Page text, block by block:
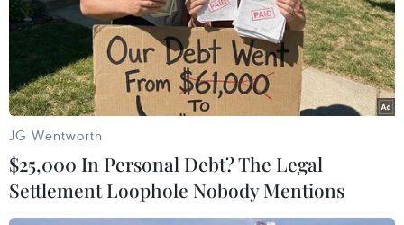
TIN LIÊN QUAN
JG Wentworth
$25,000 In Personal Debt? The Legal
Settlement Loophole Nobody Mentions